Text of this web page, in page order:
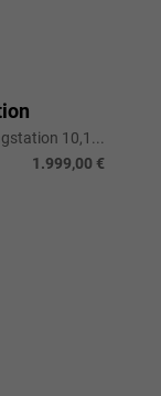
Tablet-EKG mit 10,1" Touch-Display und Dockingstation 10,1...
1.999,00 €